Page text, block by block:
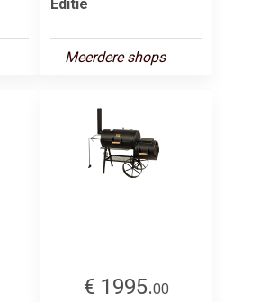
Editie
Meerdere shops
€ 1995.00